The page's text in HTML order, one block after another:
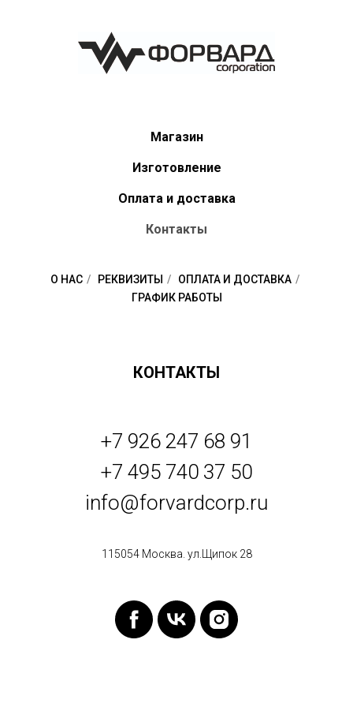
Магазин
Изготовление
Оплата и доставка
Контакты
О НАС / РЕКВИЗИТЫ / ОПЛАТА И ДОСТАВКА /
ГРАФИК РАБОТЫ
КОНТАКТЫ
+7 926 247 68 91
+7 495 740 37 50
info@forvardcorp.ru
115054 Москва. ул.Щипок 28